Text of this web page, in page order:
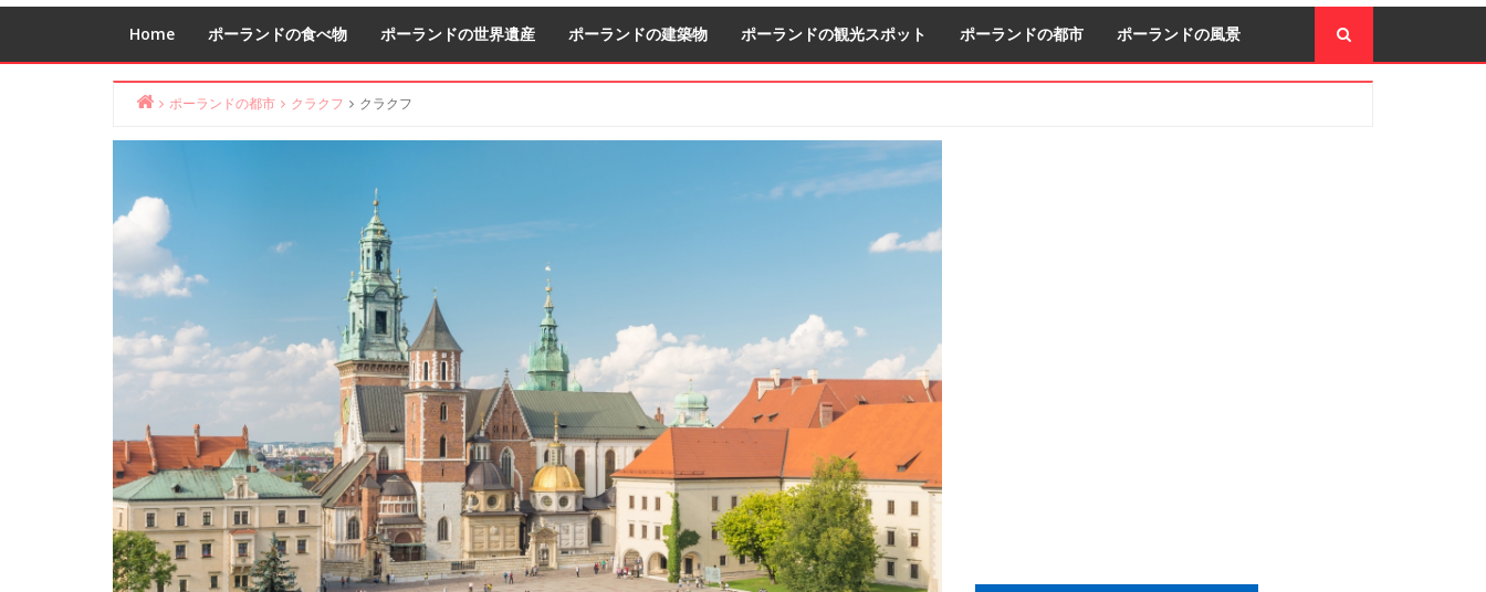
Home ポーランドの食べ物 ポーランドの世界遺産 ポーランドの建築物 ポーランドの観光スポット ポーランドの都市 ポーランドの風景
ポーランドの都市 クラクフ クラクフ